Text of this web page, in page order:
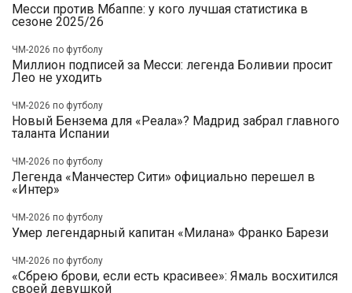
Месси против Мбаппе: у кого лучшая статистика в
сезоне 2025/26
ЧМ-2026 по футболу
Миллион подписей за Месси: легенда Боливии просит
Лео не уходить
ЧМ-2026 по футболу
Новый Бензема для «Реала»? Мадрид забрал главного
таланта Испании
ЧМ-2026 по футболу
Легенда «Манчестер Сити» официально перешел в
«Интер»
ЧМ-2026 по футболу
Умер легендарный капитан «Милана» Франко Барези
ЧМ-2026 по футболу
«Сбрею брови, если есть красивее»: Ямаль восхитился
своей девушкой